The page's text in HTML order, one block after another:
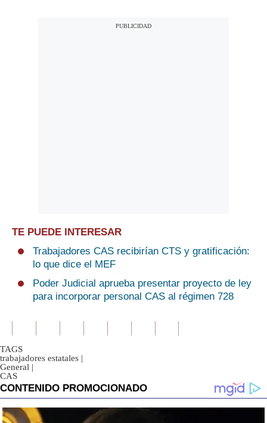
TE PUEDE INTERESAR
Trabajadores CAS recibirían CTS y gratificación:
lo que dice el MEF
Poder Judicial aprueba presentar proyecto de ley
para incorporar personal CAS al régimen 728
TAGS
trabajadores estatales |
General |
CAS